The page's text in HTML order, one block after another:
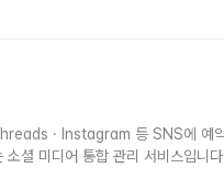
· Instagram 등 SNS에 예
셜 미디어 통합 관리 서비스입니